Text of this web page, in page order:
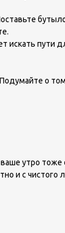
искать пути
о
утро тоже
и с чистого